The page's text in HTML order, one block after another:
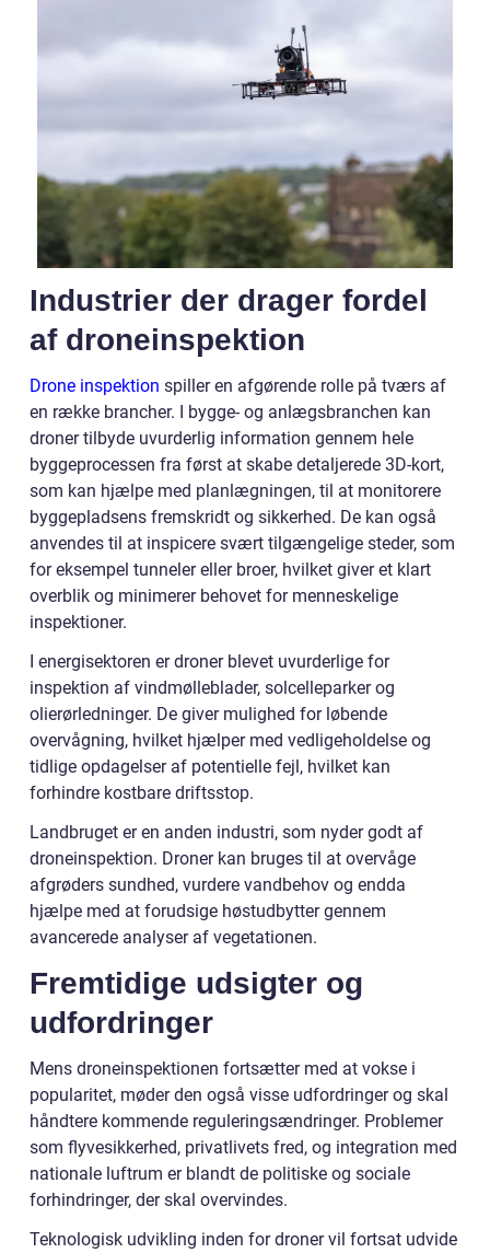
Industrier der drager fordel
af droneinspektion
Drone inspektion spiller en afgørende rolle på tværs af
en række brancher. I bygge- og anlægsbranchen kan
droner tilbyde uvurderlig information gennem hele
byggeprocessen fra først at skabe detaljerede 3D-kort,
som kan hjælpe med planlægningen, til at monitorere
byggepladsens fremskridt og sikkerhed. De kan også
anvendes til at inspicere svært tilgængelige steder, som
for eksempel tunneler eller broer, hvilket giver et klart
overblik og minimerer behovet for menneskelige
inspektioner.
I energisektoren er droner blevet uvurderlige for
inspektion af vindmølleblader, solcelleparker og
olierørledninger. De giver mulighed for løbende
overvågning, hvilket hjælper med vedligeholdelse og
tidlige opdagelser af potentielle fejl, hvilket kan
forhindre kostbare driftsstop.
Landbruget er en anden industri, som nyder godt af
droneinspektion. Droner kan bruges til at overvåge
afgrøders sundhed, vurdere vandbehov og endda
hjælpe med at forudsige høstudbytter gennem
avancerede analyser af vegetationen.
Fremtidige udsigter og
udfordringer
Mens droneinspektionen fortsætter med at vokse i
popularitet, møder den også visse udfordringer og skal
håndtere kommende reguleringsændringer. Problemer
som flyvesikkerhed, privatlivets fred, og integration med
nationale luftrum er blandt de politiske og sociale
forhindringer, der skal overvindes.
Teknologisk udvikling inden for droner vil fortsat udvide